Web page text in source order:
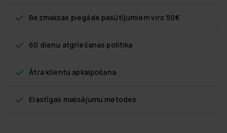
Bezmaksas piegāde pasūtījumiem virs 50€
60 dienu atgriešanas politika
Ātra klientu apkalpošana
Elastīgas maksājumu metodes